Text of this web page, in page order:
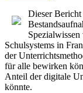
Dieser
Schulsystems in
der
für alle bewirken
Anteil der digitale
könnte.